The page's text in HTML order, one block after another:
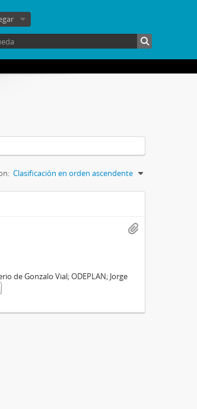
Clasificación en orden ascendente
de Gonzalo Vial; ODEPLAN; Jorge